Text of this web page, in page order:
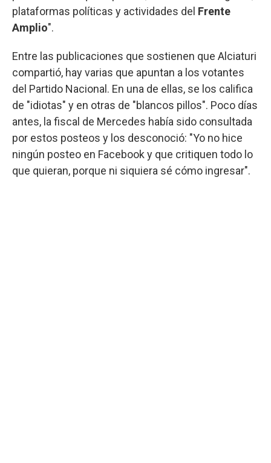
plataformas políticas y actividades del Frente
Amplio".
Entre las publicaciones que sostienen que Alciaturi
compartió, hay varias que apuntan a los votantes
del Partido Nacional. En una de ellas, se los califica
de "idiotas" y en otras de "blancos pillos". Poco días
antes, la fiscal de Mercedes había sido consultada
por estos posteos y los desconoció: "Yo no hice
ningún posteo en Facebook y que critiquen todo lo
que quieran, porque ni siquiera sé cómo ingresar".